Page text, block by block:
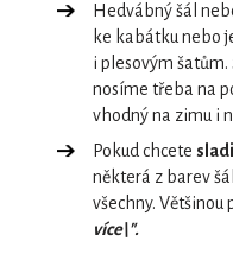
Hedvábný šál
ke kabátku nebo
i plesovým
nosíme třeba na
vhodný na zimu i
Pokud chcete
některá z barev
všechny.
více\".